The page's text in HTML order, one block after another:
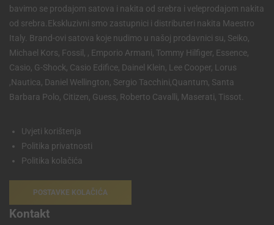
bavimo se prodajom satova i nakita od srebra i veleprodajom nakita
od srebra.Ekskluzivni smo zastupnici i distributeri nakita Maestro
Italy. Brand-ovi satova koje nudimo u našoj prodavnici su, Seiko,
Michael Kors, Fossil, , Emporio Armani, Tommy Hilfiger, Essence,
Casio, G-Shock, Casio Edifice, Dainel Klein, Lee Cooper, Lorus
,Nautica, Daniel Wellington, Sergio Tacchini,Quantum, Santa
Barbara Polo, Citizen, Guess, Roberto Cavalli, Maserati, Tissot.
Uvjeti korištenja
Politika privatnosti
Politika kolačića
POSTAVKE KOLAČIĆA
Kontakt